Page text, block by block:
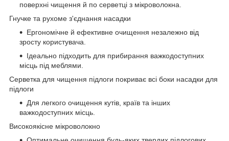
поверхні чищення й по серветці з мікроволокна.
Гнучке та рухоме з'єднання насадки
Ергономічне й ефективне очищення незалежно від
зросту користувача.
Ідеально підходить для прибирання важкодоступних
місць під меблями.
Серветка для чищення підлоги покриває всі боки насадки для
підлоги
Для легкого очищення кутів, країв та інших
важкодоступних місць.
Високоякісне мікроволокно